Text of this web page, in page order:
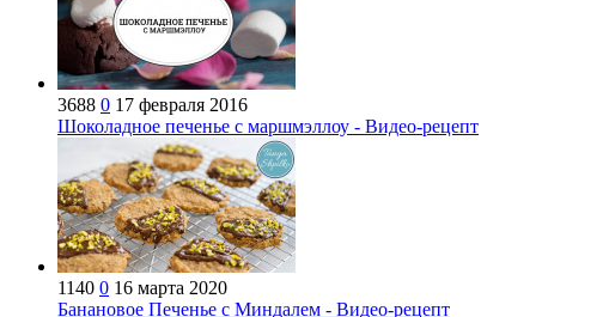
3688 0 17 февраля 2016
Шоколадное печенье с маршмэллоу - Видео-рецепт
1140 0 16 марта 2020
Банановое Печенье с Миндалем - Видео-рецепт